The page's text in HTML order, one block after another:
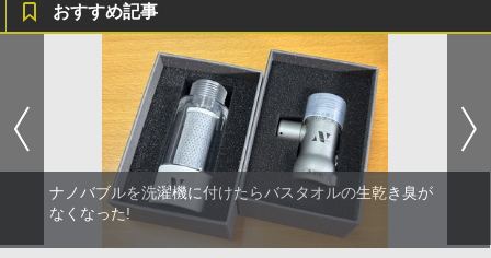
おすすめ記事
ナノバブルを洗濯機に付けたらバスタオルの生乾き臭が
なくなった!